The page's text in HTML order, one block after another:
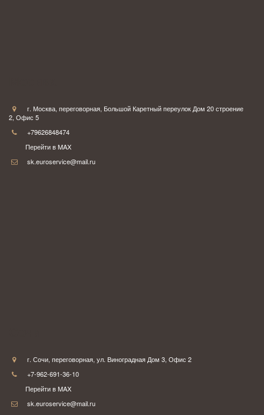
г. Москва, переговорная, Большой Каретный переулок Дом 20 строение
2, Офис 5
+79626848474
Перейти в MAX
sk.euroservice@mail.ru
г. Сочи, переговорная, ул. Виноградная Дом 3, Офис 2
+7-962-691-36-10
Перейти в MAX
sk.euroservice@mail.ru